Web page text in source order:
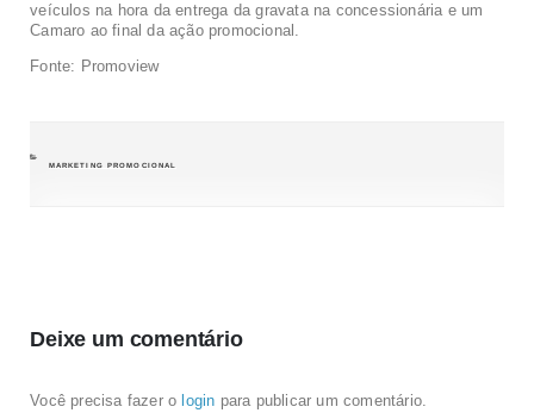
veículos na hora da entrega da gravata na concessionária e um
Camaro ao final da ação promocional.
Fonte: Promoview
CATEGORIAS
MARKETING PROMOCIONAL
Deixe um comentário
Você precisa fazer o login para publicar um comentário.